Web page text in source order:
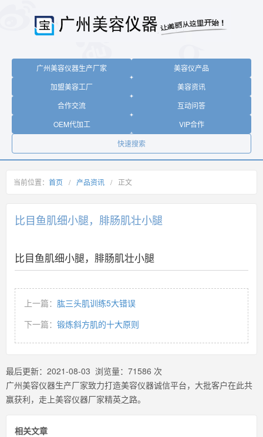
广州美容仪器生产厂家
美容仪产品
加盟美容工厂
美容资讯
合作交流
互动问答
OEM代加工
VIP合作
快速搜索
当前位置： 首页 / 产品资讯 / 正文
比目鱼肌细小腿，腓肠肌壮小腿
比目鱼肌细小腿，腓肠肌壮小腿
上一篇： 肱三头肌训练5大错误
下一篇： 锻炼斜方肌的十大原则
最后更新： 2021-08-03 浏览量： 71586 次
广州美容仪器生产厂家致力打造美容仪器诚信平台，大批客户在此共
赢获利，走上美容仪器厂家精英之路。
相关文章